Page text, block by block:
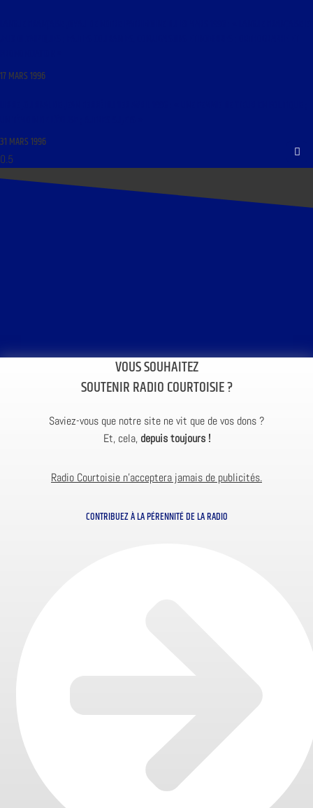
17 MARS 1996
31 MARS 1996
VOUS SOUHAITEZ
SOUTENIR RADIO COURTOISIE ?
Saviez-vous que notre site ne vit que de vos dons ?
Et, cela, depuis toujours !
Radio Courtoisie n’acceptera jamais de publicités.
CONTRIBUEZ À LA PÉRENNITÉ DE LA RADIO